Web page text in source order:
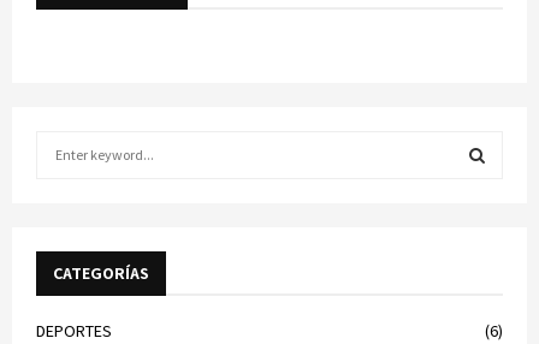
f
CATEGORÍAS
DEPORTES
(6)